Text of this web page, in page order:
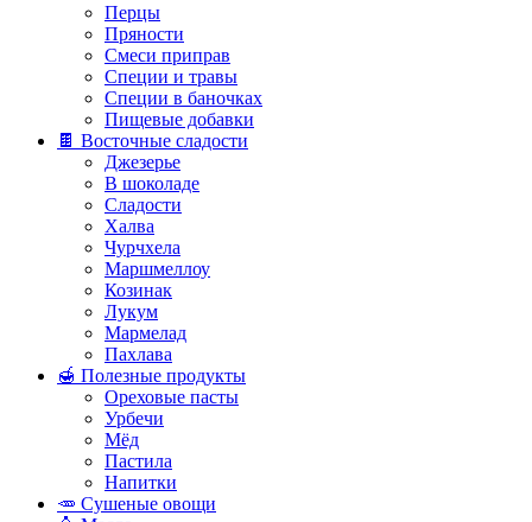
Перцы
Пряности
Смеси приправ
Специи и травы
Специи в баночках
Пищевые добавки
🍫 Восточные сладости
Джезерье
В шоколаде
Сладости
Халва
Чурчхела
Маршмеллоу
Козинак
Лукум
Мармелад
Пахлава
🍯 Полезные продукты
Ореховые пасты
Урбечи
Мёд
Пастила
Напитки
🥕 Сушеные овощи